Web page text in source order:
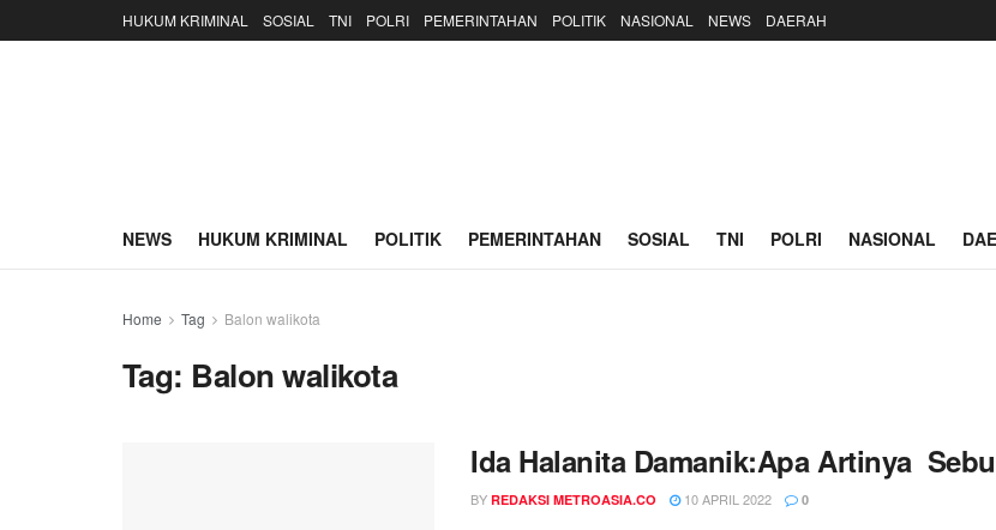
HUKUM KRIMINAL SOSIAL TNI POLRI PEMERINTAHAN POLITIK NASIONAL NEWS DAERAH
NEWS HUKUM KRIMINAL POLITIK PEMERINTAHAN SOSIAL TNI POLRI NASIONAL
Home Tag Balon walikota
Tag: Balon walikota
Ida Halanita Damanik:Apa Artinya
BY REDAKSI METROASIA.CO 10 APRIL 2022 0